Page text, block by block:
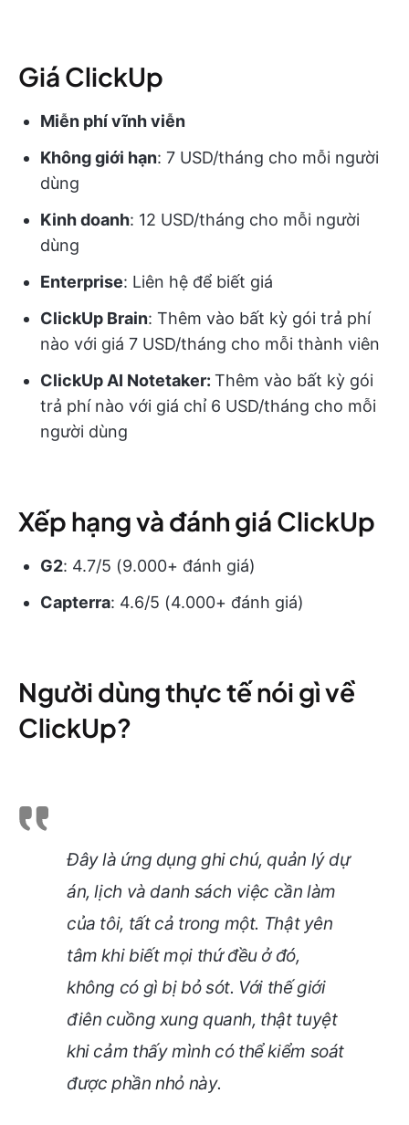
Giá ClickUp
Miễn phí vĩnh viễn
Không giới hạn: 7 USD/tháng cho mỗi người
dùng
Kinh doanh: 12 USD/tháng cho mỗi người
dùng
Enterprise: Liên hệ để biết giá
ClickUp Brain: Thêm vào bất kỳ gói trả phí
nào với giá 7 USD/tháng cho mỗi thành viên
ClickUp AI Notetaker: Thêm vào bất kỳ gói
trả phí nào với giá chỉ 6 USD/tháng cho mỗi
người dùng
Xếp hạng và đánh giá ClickUp
G2: 4.7/5 (9.000+ đánh giá)
Capterra: 4.6/5 (4.000+ đánh giá)
Người dùng thực tế nói gì về
ClickUp?
Đây là ứng dụng ghi chú, quản lý dự
án, lịch và danh sách việc cần làm
của tôi, tất cả trong một. Thật yên
tâm khi biết mọi thứ đều ở đó,
không có gì bị bỏ sót. Với thế giới
điên cuồng xung quanh, thật tuyệt
khi cảm thấy mình có thể kiểm soát
được phần nhỏ này.